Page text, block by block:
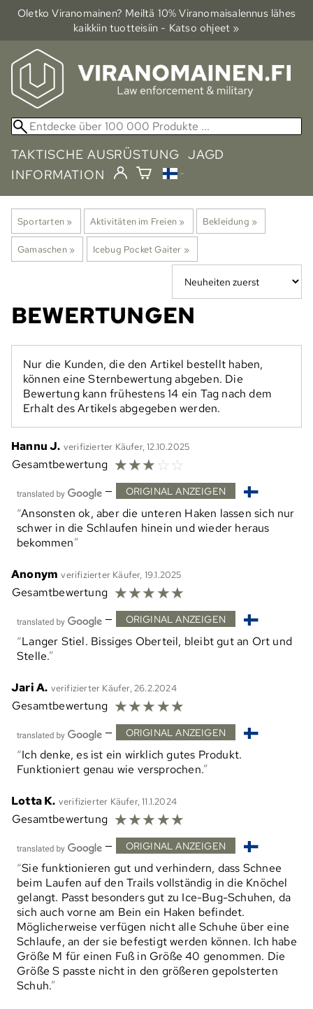
Oletko Viranomainen? Meiltä 10% Viranomais­alennus lähes
kaikkiin tuotteisiin - Katso ohjeet »
TAKTISCHE AUSRÜSTUNG JAGD
INFORMATION
Sportarten ‪» Aktivitäten im Freien ‪» Bekleidung ‪»
Gamaschen ‪» Icebug Pocket Gaiter ‪»
BEWERTUNGEN
Nur die Kunden, die den Artikel bestellt haben,
können eine Sternbewertung abgeben. Die
Bewertung kann frühestens 14 ein Tag nach dem
Erhalt des Artikels abgegeben werden.
Hannu J. verifizierter Käufer, 12.10.2025
Gesamtbewertung ☆☆☆☆ ☆
— ORIGINAL ANZEIGEN
Ansonsten ok, aber die unteren Haken lassen sich nur
schwer in die Schlaufen hinein und wieder heraus
bekommen
Anonym verifizierter Käufer, 19.1.2025
Gesamtbewertung ☆☆☆☆☆
— ORIGINAL ANZEIGEN
Langer Stiel. Bissiges Oberteil, bleibt gut an Ort und
Stelle.
Jari A. verifizierter Käufer, 26.2.2024
Gesamtbewertung ☆☆☆☆☆
— ORIGINAL ANZEIGEN
Ich denke, es ist ein wirklich gutes Produkt.
Funktioniert genau wie versprochen.
Lotta K. verifizierter Käufer, 11.1.2024
Gesamtbewertung ☆☆☆☆☆
— ORIGINAL ANZEIGEN
Sie funktionieren gut und verhindern, dass Schnee
beim Laufen auf den Trails vollständig in die Knöchel
gelangt. Passt besonders gut zu Ice-Bug-Schuhen, da
sich auch vorne am Bein ein Haken befindet.
Möglicherweise verfügen nicht alle Schuhe über eine
Schlaufe, an der sie befestigt werden können. Ich habe
Größe M für einen Fuß in Größe 40 genommen. Die
Größe S passte nicht in den größeren gepolsterten
Schuh.